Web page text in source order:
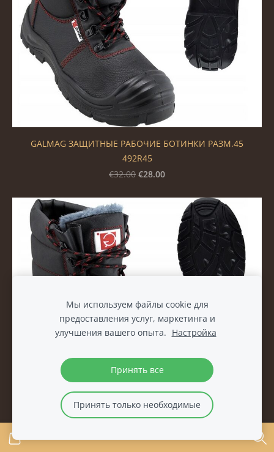
GALMAG ЗАЩИТНЫЕ РАБОЧИЕ БОТИНКИ РАЗМ.45
492R45
€32.00 €28.00
GALMAG ЗАЩИТНЫЕ РАБОЧИЕ БОТИНКИ РАЗМ.42
Мы используем файлы cookie для
предоставления услуг, маркетинга и
улучшения вашего опыта. Настройка
Принять все
Принять только необходимые